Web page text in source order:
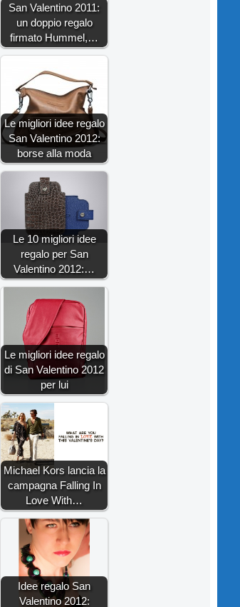
San Valentino 2011:
un doppio regalo
firmato Hummel,…
Le migliori idee regalo
San Valentino 2012:
borse alla moda
Le 10 migliori idee
regalo per San
Valentino 2012:…
Le migliori idee regalo
di San Valentino 2012
per lui
Michael Kors lancia la
campagna Falling In
Love With…
Idee regalo San
Valentino 2012: